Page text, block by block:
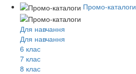
Промо-каталоги
Для навчання
Для навчання
6 клас
7 клас
8 клас